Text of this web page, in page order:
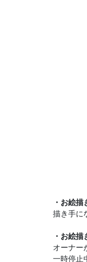
・お絵
描き手に
・お絵
オーナー
一時停止